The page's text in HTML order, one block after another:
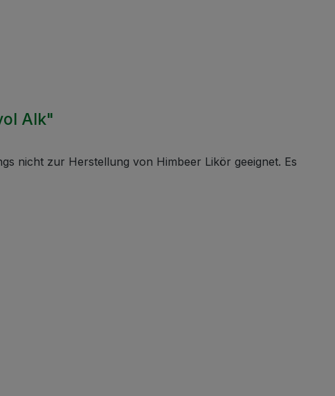
Alk"
nicht zur Herstellung von Himbeer Likör geeignet. Es